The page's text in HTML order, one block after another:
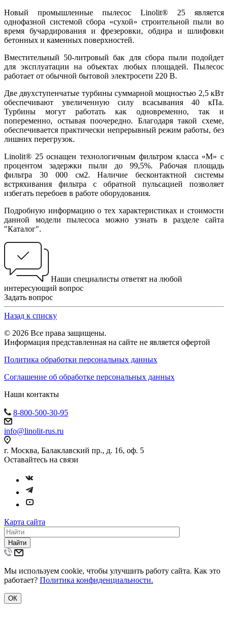
Новый промышленные пылесос Linolit® 25 является
однофазной системой сбора «сухой» строительной пыли во
время бучардирования и фрезеровки, обдира и шлифовки
бетонных и каменных поверхностей.
Вместительный 50-литровый бак для сбора пыли подойдет
для эксплуатации на объектах любых площадей. Пылесос
работает от обычной бытовой электросети 220 В.
Две двухступенчатые турбины суммарной мощностью 2,5 кВт
обеспечивают увеличенную силу всасывания 40 кПа.
Турбины могут работать как одновременно, так и
попеременно, остывая поочередно. Благодаря такой схеме,
обеспечивается практически непрерывный режим работы, без
лишних перегрузок.
Linolit® 25 оснащен технологичным фильтром класса «М» с
процентом задержки пыли до 99,5%. Рабочая площадь
фильтра 30 000 см2. Наличие бесконтактной системы
встряхивания фильтра с обратной пульсацией позволяет
избегать перебоев в работе оборудования.
Подробную информацию о тех характеристиках и стоимости
данной модели пылесоса можно узнать в разделе сайта
"Каталог".
Наши специалисты ответят на любой
интересующий вопрос
Задать вопрос
Назад к списку
© 2026 Все права защищены.
Информация представленная на сайте не является офертой
Политика обработки персональных данных
Соглашение об обработке персональных данных
Наши контакты
8-800-500-30-95
info@linolit-rus.ru
г. Москва, Балаклавский пр., д. 16, оф. 5
Оставайтесь на связи
Карта сайта
Найти
Мы используем cookie, чтобы улучшить работу сайта. Как это
работает? Политика конфиденциальности.
ОК